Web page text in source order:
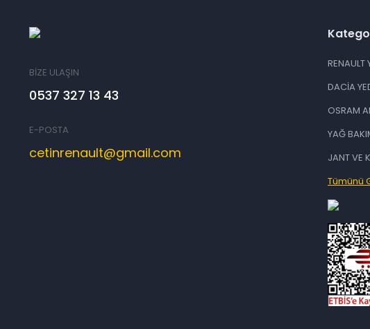
BİZE ULAŞIN
0537 327 13 43
E-POSTA
cetinrenault@gmail.com
RENAULT
DACİA
OSRAM
YAĞ
JANT VE
Tümünü